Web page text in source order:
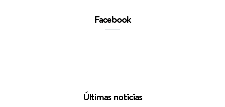
Facebook
Últimas noticias